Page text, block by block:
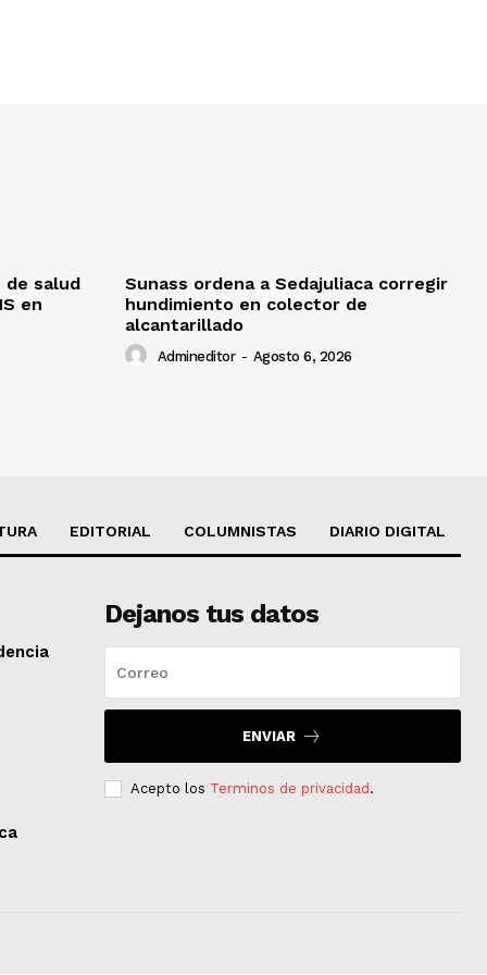
de salud
en
Sunass ordena a Sedajuliaca corregir
hundimiento en colector de
alcantarillado
Admineditor - Agosto 6, 2026
EDITORIAL COLUMNISTAS DIARIO DIGITAL
Dejanos tus datos
ENVIAR
Acepto los Terminos de privacidad .